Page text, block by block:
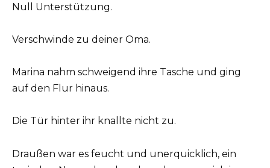
Null Unterstützung.
Verschwinde zu deiner Oma.
Marina nahm schweigend ihre Tasche und ging
auf den Flur hinaus.
Die Tür hinter ihr knallte nicht zu.
Draußen war es feucht und unerquicklich, ein